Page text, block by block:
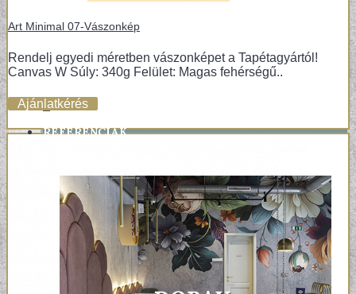
+
REFERENCIÁK
Art Minimal 07-Vászonkép
Rendelj egyedi méretben vászonképet a Tapétagyártól!
Canvas W Súly: 340g Felület: Magas fehérségű..
Ajánlatkérés